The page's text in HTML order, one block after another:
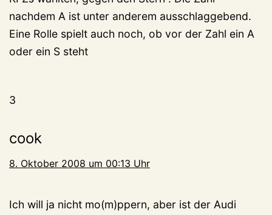
nachdem A ist unter anderem ausschlaggebend.
Eine Rolle spielt auch noch, ob vor der Zahl ein A
oder ein S steht
3
cook
8. Oktober 2008 um 00:13 Uhr
Ich will ja nicht mo(m)ppern, aber ist der Audi